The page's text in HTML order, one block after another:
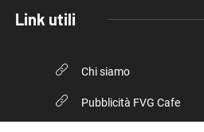
Link utili
Chi siamo
Pubblicità FVG Cafe